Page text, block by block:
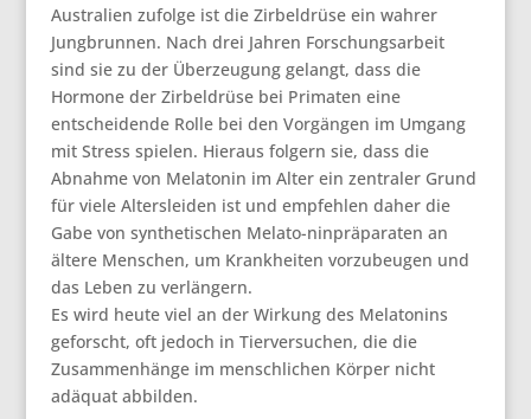
Australien zufolge ist die Zirbeldrüse ein wahrer
Jungbrunnen. Nach drei Jahren Forschungsarbeit
sind sie zu der Überzeugung gelangt, dass die
Hormone der Zirbeldrüse bei Primaten eine
entscheidende Rolle bei den Vorgängen im Umgang
mit Stress spielen. Hieraus folgern sie, dass die
Abnahme von Melatonin im Alter ein zentraler Grund
für viele Altersleiden ist und empfehlen daher die
Gabe von synthetischen Melato-ninpräparaten an
ältere Menschen, um Krankheiten vorzubeugen und
das Leben zu verlängern.
Es wird heute viel an der Wirkung des Melatonins
geforscht, oft jedoch in Tierversuchen, die die
Zusammenhänge im menschlichen Körper nicht
adäquat abbilden.